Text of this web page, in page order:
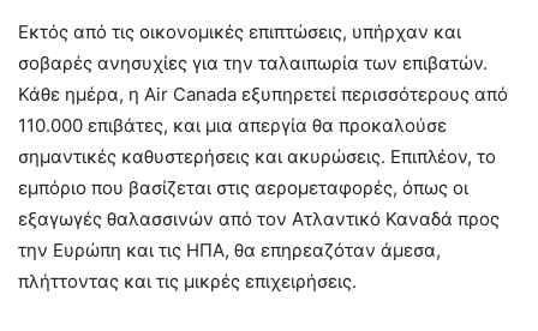
Εκτός από τις οικονομικές επιπτώσεις, υπήρχαν και
σοβαρές ανησυχίες για την ταλαιπωρία των επιβατών.
Κάθε ημέρα, η Air Canada εξυπηρετεί περισσότερους από
110.000 επιβάτες, και μια απεργία θα προκαλούσε
σημαντικές καθυστερήσεις και ακυρώσεις. Επιπλέον, το
εμπόριο που βασίζεται στις αερομεταφορές, όπως οι
εξαγωγές θαλασσινών από τον Ατλαντικό Καναδά προς
την Ευρώπη και τις ΗΠΑ, θα επηρεαζόταν άμεσα,
πλήττοντας και τις μικρές επιχειρήσεις​.